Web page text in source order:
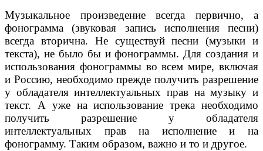
Музыкальное произведение всегда первично, а
фонограмма (звуковая запись исполнения песни)
всегда вторична. Не существуй песни (музыки и
текста), не было бы и фонограммы. Для создания и
использования фонограммы во всем мире, включая
и Россию, необходимо прежде получить разрешение
у обладателя интеллектуальных прав на музыку и
текст. А уже на использование трека необходимо
получить разрешение у обладателя
интеллектуальных прав на исполнение и на
фонограмму. Таким образом, важно и то и другое.